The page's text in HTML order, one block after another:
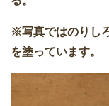
※写真ではのりし
を塗っています。